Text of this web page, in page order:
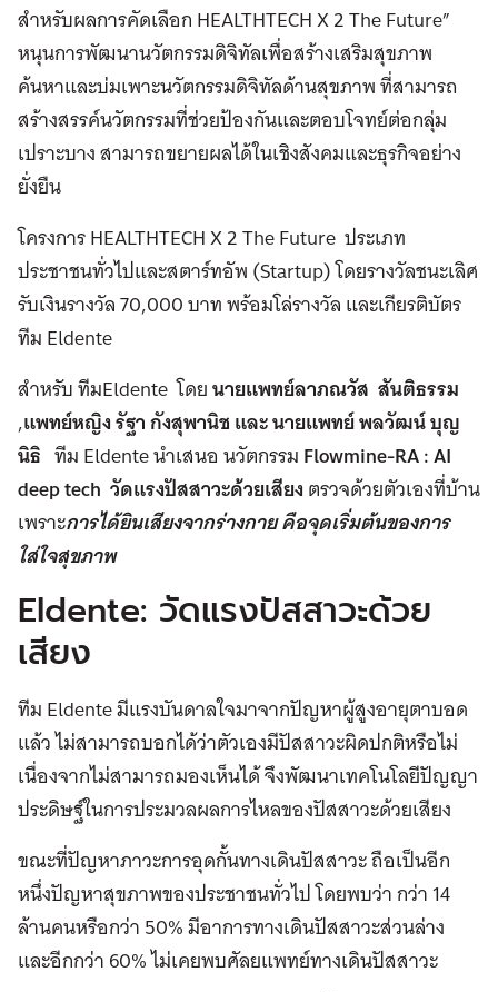
สำหรับผลการคัดเลือก HEALTHTECH X 2 The Future”
หนุนการพัฒนานวัตกรรมดิจิทัลเพื่อสร้างเสริมสุขภาพ
ค้นหาและบ่มเพาะนวัตกรรมดิจิทัลด้านสุขภาพ ที่สามารถ
สร้างสรรค์นวัตกรรมที่ช่วยป้องกันและตอบโจทย์ต่อกลุ่ม
เปราะบาง สามารถขยายผลได้ในเชิงสังคมและธุรกิจอย่าง
ยั่งยืน
โครงการ HEALTHTECH X 2 The Future ประเภท
ประชาชนทั่วไปและสตาร์ทอัพ (Startup) โดยรางวัลชนะเลิศ
รับเงินรางวัล 70,000 บาท พร้อมโล่รางวัล และเกียรติบัตร
ทีม Eldente
สำหรับ ทีมEldente โดยนายแพทย์ลาภณวัส สันติธรรม
,แพทย์หญิง รัฐา กังสุพานิช และ นายแพทย์ พลวัฒน์ บุญ
นิธิ ทีม Eldente นำเสนอ นวัตกรรมFlowmine-RA : AI
deep tech วัดแรงปัสสาวะด้วยเสียงตรวจด้วยตัวเองที่บ้าน
เพราะการได้ยินเสียงจากร่างกาย คือจุดเริ่มต้นของการ
ใส่ใจสุขภาพ
Eldente: วัดแรงปัสสาวะด้วย
เสียง
ทีม Eldente มีแรงบันดาลใจมาจากปัญหาผู้สูงอายุตาบอด
แล้ว ไม่สามารถบอกได้ว่าตัวเองมีปัสสาวะผิดปกติหรือไม่
เนื่องจากไม่สามารถมองเห็นได้ จึงพัฒนาเทคโนโลยีปัญญา
ประดิษฐ์ในการประมวลผลการไหลของปัสสาวะด้วยเสียง
ขณะที่ปัญหาภาวะการอุดกั้นทางเดินปัสสาวะ ถือเป็นอีก
หนึ่งปัญหาสุขภาพของประชาชนทั่วไป โดยพบว่า กว่า 14
ล้านคนหรือกว่า 50% มีอาการทางเดินปัสสาวะส่วนล่าง
และอีกกว่า 60% ไม่เคยพบศัลยแพทย์ทางเดินปัสสาวะ